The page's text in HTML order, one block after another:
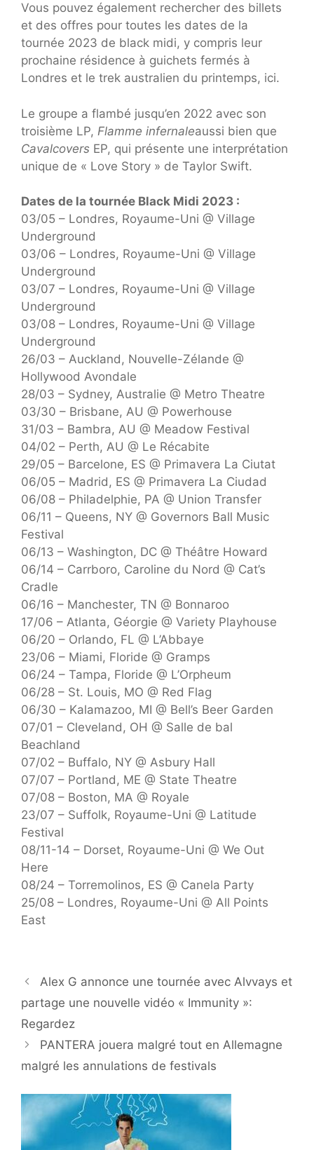
Vous pouvez également rechercher des billets
et des offres pour toutes les dates de la
tournée 2023 de black midi, y compris leur
prochaine résidence à guichets fermés à
Londres et le trek australien du printemps, ici.
Le groupe a flambé jusqu’en 2022 avec son
troisième LP, Flamme infernaleaussi bien que
Cavalcovers EP, qui présente une interprétation
unique de « Love Story » de Taylor Swift.
Dates de la tournée Black Midi 2023 :
03/05 – Londres, Royaume-Uni @ Village
Underground
03/06 – Londres, Royaume-Uni @ Village
Underground
03/07 – Londres, Royaume-Uni @ Village
Underground
03/08 – Londres, Royaume-Uni @ Village
Underground
26/03 – Auckland, Nouvelle-Zélande @
Hollywood Avondale
28/03 – Sydney, Australie @ Metro Theatre
03/30 – Brisbane, AU @ Powerhouse
31/03 – Bambra, AU @ Meadow Festival
04/02 – Perth, AU @ Le Récabite
29/05 – Barcelone, ES @ Primavera La Ciutat
06/05 – Madrid, ES @ Primavera La Ciudad
06/08 – Philadelphie, PA @ Union Transfer
06/11 – Queens, NY @ Governors Ball Music
Festival
06/13 – Washington, DC @ Théâtre Howard
06/14 – Carrboro, Caroline du Nord @ Cat’s
Cradle
06/16 – Manchester, TN @ Bonnaroo
17/06 – Atlanta, Géorgie @ Variety Playhouse
06/20 – Orlando, FL @ L’Abbaye
23/06 – Miami, Floride @ Gramps
06/24 – Tampa, Floride @ L’Orpheum
06/28 – St. Louis, MO @ Red Flag
06/30 – Kalamazoo, MI @ Bell’s Beer Garden
07/01 – Cleveland, OH @ Salle de bal
Beachland
07/02 – Buffalo, NY @ Asbury Hall
07/07 – Portland, ME @ State Theatre
07/08 – Boston, MA @ Royale
23/07 – Suffolk, Royaume-Uni @ Latitude
Festival
08/11-14 – Dorset, Royaume-Uni @ We Out
Here
08/24 – Torremolinos, ES @ Canela Party
25/08 – Londres, Royaume-Uni @ All Points
East
Alex G annonce une tournée avec Alvvays et
partage une nouvelle vidéo « Immunity »:
Regardez
PANTERA jouera malgré tout en Allemagne
malgré les annulations de festivals